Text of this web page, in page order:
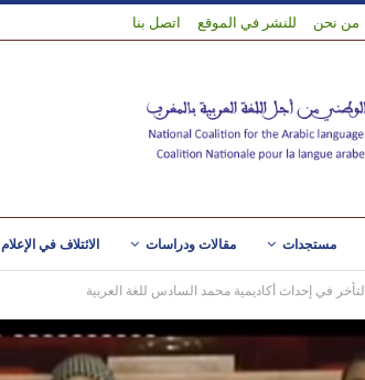
من نحن للنشر في الموقع اتصل بنا
مستجدات مقالات ودراسات الائتلاف في الإعلام
التأخر في إحداث أكاديمية محمد السادس للغة العربية